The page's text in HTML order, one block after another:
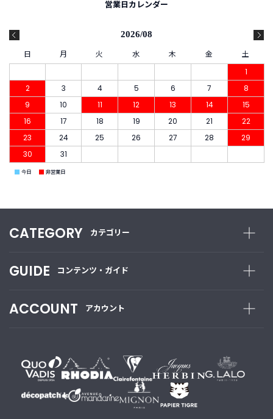
営業日カレンダー
2026/08
日 月 火 水 木 金
土
1
2
3 4 5 6 7
8
9
10 11 12 13 14
15
16
17 18 19 20 21
22
23
24 25 26 27 28
29
30
31
■ 今日 ■ 非営業日
CATEGORY カテゴリー
GUIDE コンテンツ・ガイド
ACCOUNT アカウント